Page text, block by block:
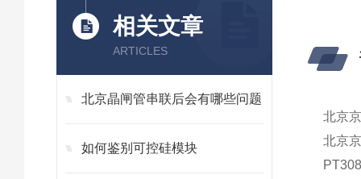
相关文章
ARTICLES
北京晶闸管串联后会有哪些问题
如何鉴别可控硅模块
北京
北京